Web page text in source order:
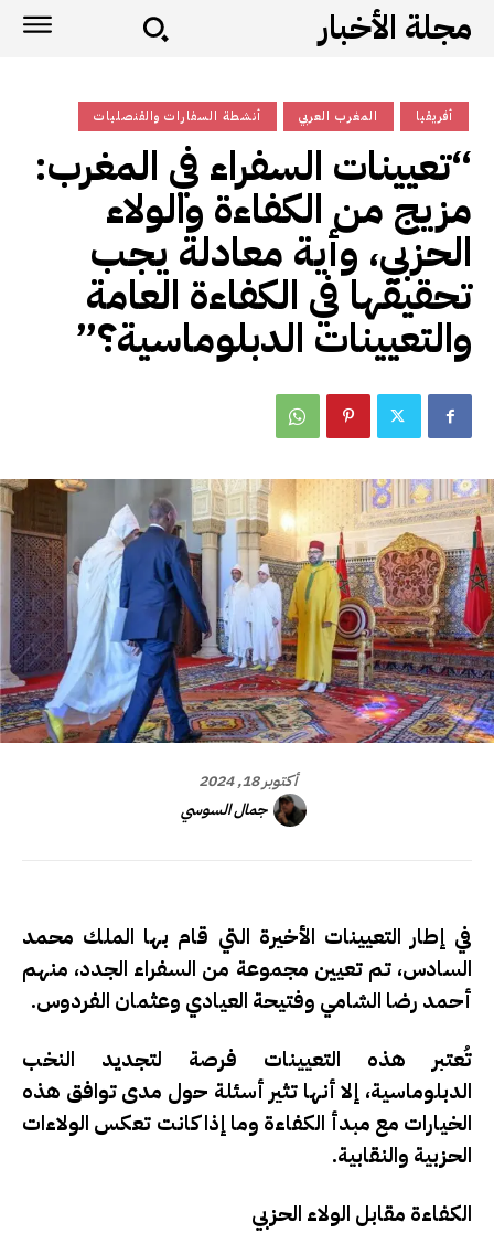
مجلة الأخبار
أفريقيا المغرب العربي أنشطة السفارات والقنصليات
“تعيينات السفراء في المغرب:
مزيج من الكفاءة والولاء
الحزبي، وأية معادلة يجب
تحقيقها في الكفاءة العامة
والتعيينات الدبلوماسية؟”
أكتوبر 18, 2024
جمال السوسي
في إطار التعيينات الأخيرة التي قام بها الملك محمد
السادس، تم تعيين مجموعة من السفراء الجدد، منهم
أحمد رضا الشامي وفتيحة العيادي وعثمان الفردوس.
تُعتبر هذه التعيينات فرصة لتجديد النخب
الدبلوماسية، إلا أنها تثير أسئلة حول مدى توافق هذه
الخيارات مع مبدأ الكفاءة وما إذا كانت تعكس الولاءات
الحزبية والنقابية.
الكفاءة مقابل الولاء الحزبي